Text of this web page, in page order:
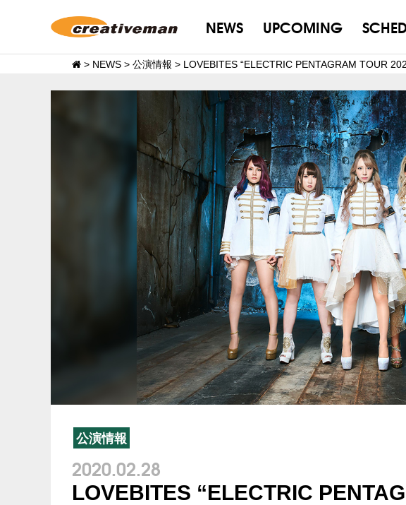
NEWS UPCOMING
> NEWS > 公演情報 > LOVEBITES “ELECTRIC PENTAGRAM TOUR
公演情報
2020.02.28
LOVEBITES “ELECTRIC